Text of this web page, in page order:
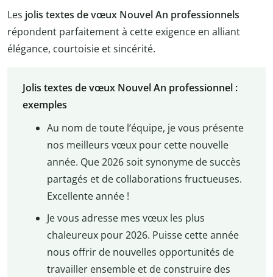
Les jolis textes de vœux Nouvel An professionnels
répondent parfaitement à cette exigence en alliant
élégance, courtoisie et sincérité.
Jolis textes de vœux Nouvel An professionnel :
exemples
Au nom de toute l’équipe, je vous présente
nos meilleurs vœux pour cette nouvelle
année. Que 2026 soit synonyme de succès
partagés et de collaborations fructueuses.
Excellente année !
Je vous adresse mes vœux les plus
chaleureux pour 2026. Puisse cette année
nous offrir de nouvelles opportunités de
travailler ensemble et de construire des